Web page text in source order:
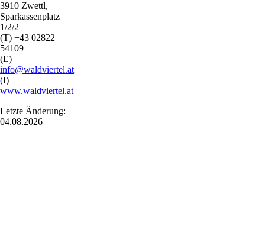
3910 Zwettl,
Sparkassenplatz
1/2/2
(T) +43 02822
54109
(E)
info@waldviertel.at
(I)
www.waldviertel.at
Letzte Änderung:
04.08.2026